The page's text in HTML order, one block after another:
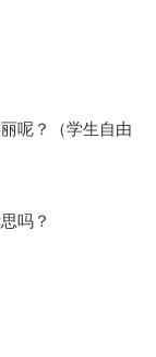
呢？（学生自由
吗？